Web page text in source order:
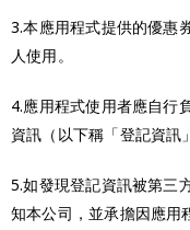
3.本應用程式提供的優惠
人使用。
4.應用程式使用者應自行
資訊（以下稱「登記資訊
5.如發現登記資訊被第三
知本公司，並承擔因應用